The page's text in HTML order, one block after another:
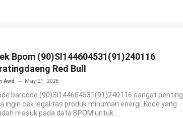
Bpom (90)SI144604531(91)240116
Red Bull
Awd May 21, 2026
barcode (90)SI144604531(91)240116 sangat penting
ingin cek legalitas produk minuman energi. Kode yang
masuk pada data BPOM untuk ...